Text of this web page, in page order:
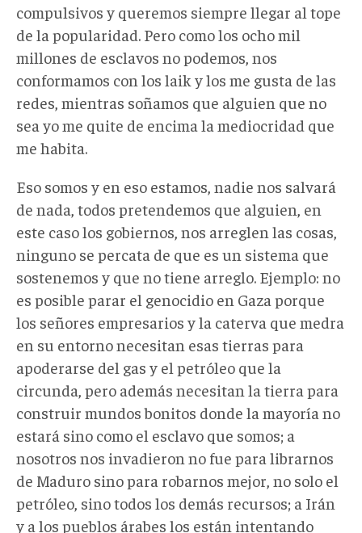
compulsivos y queremos siempre llegar al tope
de la popularidad. Pero como los ocho mil
millones de esclavos no podemos, nos
conformamos con los laik y los me gusta de las
redes, mientras soñamos que alguien que no
sea yo me quite de encima la mediocridad que
me habita.
Eso somos y en eso estamos, nadie nos salvará
de nada, todos pretendemos que alguien, en
este caso los gobiernos, nos arreglen las cosas,
ninguno se percata de que es un sistema que
sostenemos y que no tiene arreglo. Ejemplo: no
es posible parar el genocidio en Gaza porque
los señores empresarios y la caterva que medra
en su entorno necesitan esas tierras para
apoderarse del gas y el petróleo que la
circunda, pero además necesitan la tierra para
construir mundos bonitos donde la mayoría no
estará sino como el esclavo que somos; a
nosotros nos invadieron no fue para librarnos
de Maduro sino para robarnos mejor, no solo el
petróleo, sino todos los demás recursos; a Irán
y a los pueblos árabes los están intentando